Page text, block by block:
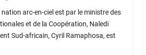
arc-en-ciel est par le ministre des
et de la Coopération, Naledi
Sud-africain, Cyril Ramaphosa, est